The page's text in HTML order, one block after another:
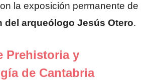
la exposición permanente de
del arqueólogo Jesús Otero.
Prehistoria y
de Cantabria